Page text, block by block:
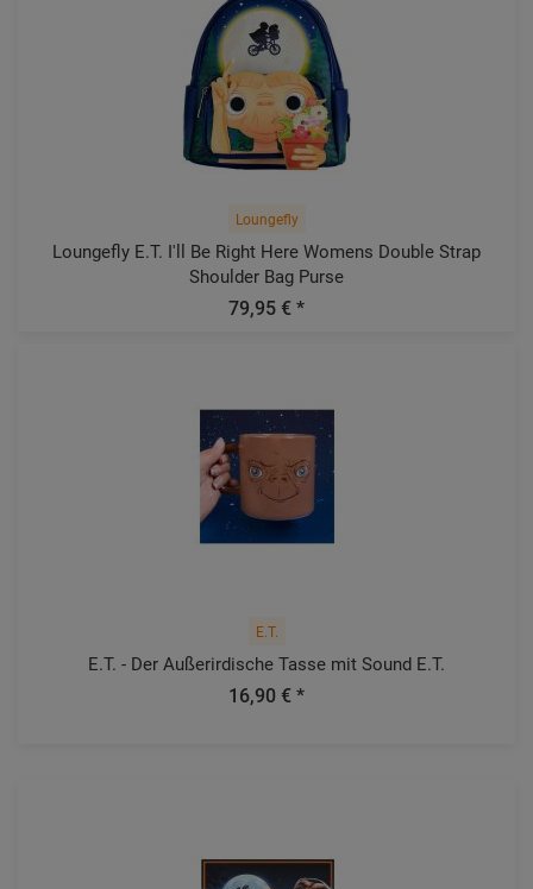
Loungefly
Loungefly E.T. I'll Be Right Here Womens Double Strap
Shoulder Bag Purse
79,95 € *
E.T.
E.T. - Der Außerirdische Tasse mit Sound E.T.
16,90 € *